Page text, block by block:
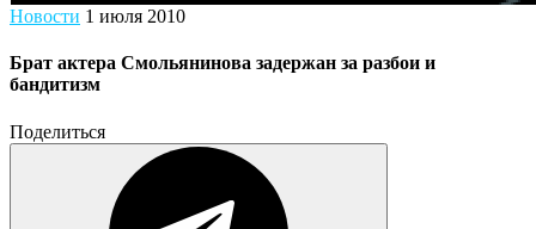
Новости 1 июля 2010
Брат актера Смольянинова задержан за разбои и
бандитизм
Поделиться